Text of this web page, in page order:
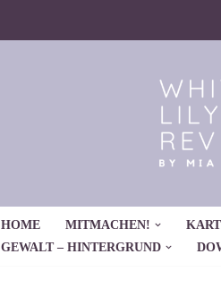
HOME MITMACHEN!
GEWALT – HINTERGRUND